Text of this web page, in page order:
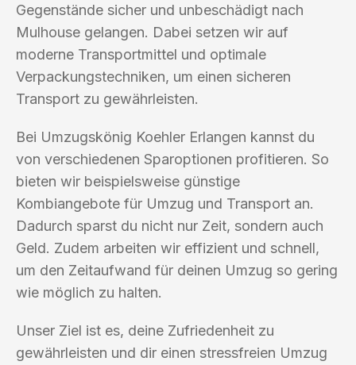
Gegenstände sicher und unbeschädigt nach
Mulhouse gelangen. Dabei setzen wir auf
moderne Transportmittel und optimale
Verpackungstechniken, um einen sicheren
Transport zu gewährleisten.
Bei Umzugskönig Koehler Erlangen kannst du
von verschiedenen Sparoptionen profitieren. So
bieten wir beispielsweise günstige
Kombiangebote für Umzug und Transport an.
Dadurch sparst du nicht nur Zeit, sondern auch
Geld. Zudem arbeiten wir effizient und schnell,
um den Zeitaufwand für deinen Umzug so gering
wie möglich zu halten.
Unser Ziel ist es, deine Zufriedenheit zu
gewährleisten und dir einen stressfreien Umzug